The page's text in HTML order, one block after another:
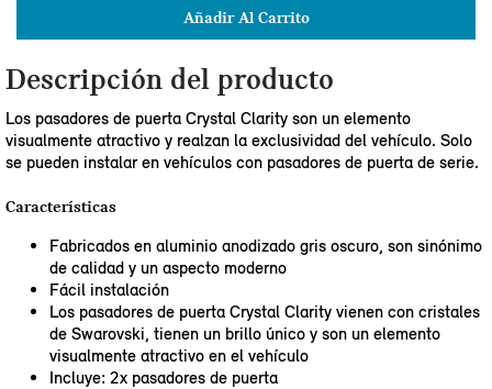
Añadir Al Carrito
Descripción del producto
Los pasadores de puerta Crystal Clarity son un elemento
visualmente atractivo y realzan la exclusividad del vehículo. Solo
se pueden instalar en vehículos con pasadores de puerta de serie.
Características
Fabricados en aluminio anodizado gris oscuro, son sinónimo
de calidad y un aspecto moderno
Fácil instalación
Los pasadores de puerta Crystal Clarity vienen con cristales
de Swarovski, tienen un brillo único y son un elemento
visualmente atractivo en el vehículo
Incluye: 2x pasadores de puerta